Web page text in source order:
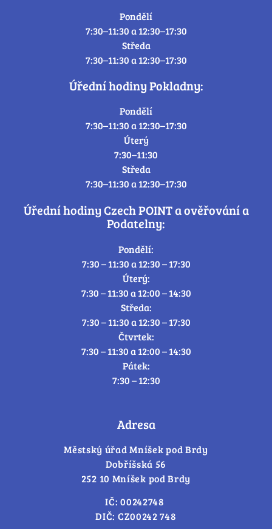
Pondělí
7:30–11:30 a 12:30–17:30
Středa
7:30–11:30 a 12:30–17:30
Úřední hodiny Pokladny:
Pondělí
7:30–11:30 a 12:30–17:30
Úterý
7:30–11:30
Středa
7:30–11:30 a 12:30–17:30
Úřední hodiny Czech POINT a ověřování a
Podatelny:
Pondělí:
7:30 – 11:30 a 12:30 – 17:30
Úterý:
7:30 – 11:30 a 12:00 – 14:30
Středa:
7:30 – 11:30 a 12:30 – 17:30
Čtvrtek:
7:30 – 11:30 a 12:00 – 14:30
Pátek:
7:30 – 12:30
Adresa
Městský úřad Mníšek pod Brdy
Dobříšská 56
252 10 Mníšek pod Brdy
IČ: 00242748
DIČ: CZ00242 748